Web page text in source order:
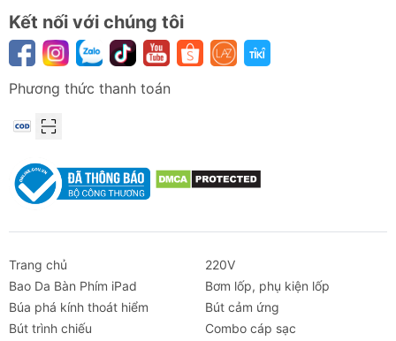
Kết nối với chúng tôi
Phương thức thanh toán
Trang chủ
220V
Bao Da Bàn Phím iPad
Bơm lốp, phụ kiện lốp
Búa phá kính thoát hiểm
Bút cảm ứng
Bút trình chiếu
Combo cáp sạc